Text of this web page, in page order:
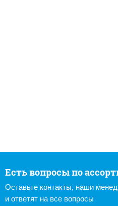
Есть вопросы по
Оставьте контакты, наши
и ответят на все вопросы